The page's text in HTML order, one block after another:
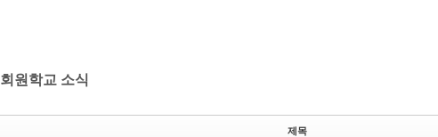
회원학교 소식
제목